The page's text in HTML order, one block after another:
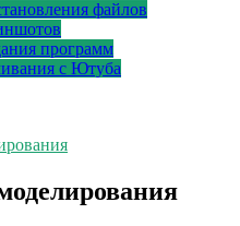
файлов
программ
с Ютуба